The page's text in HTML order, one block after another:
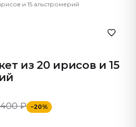
и 15 альстромерий
из 20 ирисов и 15
400 ₽ −20%